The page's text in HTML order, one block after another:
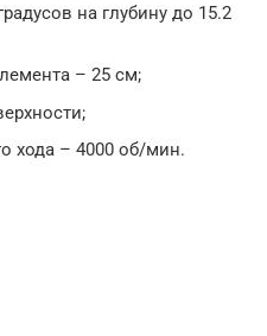
на глубину до 15.2
– 25 см;
хода – 4000 об/мин.